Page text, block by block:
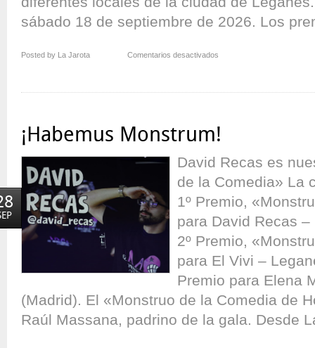
sábado 18 de septiembre de 2026. Los
Posted by La Jarota Comentarios desactivados
de
de
¡Habemus Monstrum!
David Recas es
de la Comedia» La
1º Premio,
para David Recas
2º Premio,
para El Vivi –
Premio para Elena
(Madrid). El «Monstruo de la Comedia de
Raúl Massana, padrino de la gala. Desde